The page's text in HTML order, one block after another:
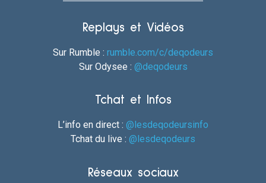
Replays et Vidéos
Sur Rumble : rumble.com/c/deqodeurs
Sur Odysee : @deqodeurs
Tchat et Infos
L’info en direct : @lesdeqodeursinfo
Tchat du live : @lesdeqodeurs
Réseaux sociaux